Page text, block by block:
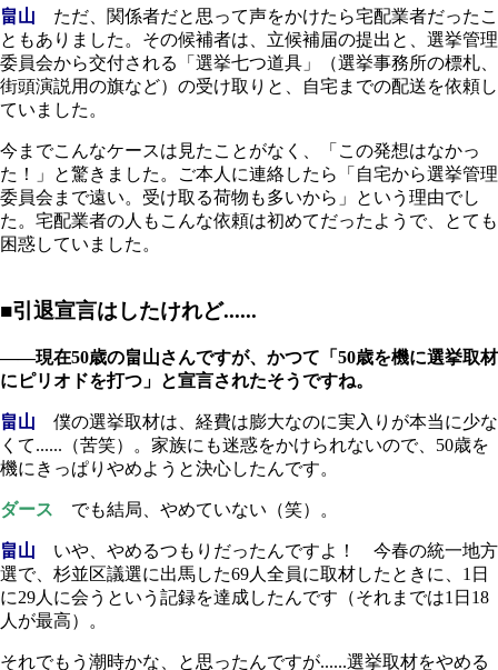
畠山 ただ、関係者だと思って声をかけたら宅配業者だったこ
ともありました。その候補者は、立候補届の提出と、選挙管理
委員会から交付される「選挙七つ道具」（選挙事務所の標札、
街頭演説用の旗など）の受け取りと、自宅までの配送を依頼し
ていました。
今までこんなケースは見たことがなく、「この発想はなかっ
た！」と驚きました。ご本人に連絡したら「自宅から選挙管理
委員会まで遠い。受け取る荷物も多いから」という理由でし
た。宅配業者の人もこんな依頼は初めてだったようで、とても
困惑していました。
■引退宣言はしたけれど......
――現在50歳の畠山さんですが、かつて「50歳を機に選挙取材
にピリオドを打つ」と宣言されたそうですね。
畠山 僕の選挙取材は、経費は膨大なのに実入りが本当に少な
くて......（苦笑）。家族にも迷惑をかけられないので、50歳を
機にきっぱりやめようと決心したんです。
ダース でも結局、やめていない（笑）。
畠山 いや、やめるつもりだったんですよ！ 今春の統一地方
選で、杉並区議選に出馬した69人全員に取材したときに、1日
に29人に会うという記録を達成したんです（それまでは1日18
人が最高）。
それでもう潮時かな、と思ったんですが......選挙取材をやめる